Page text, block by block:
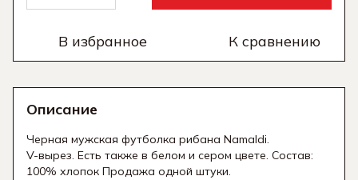
В избранное К сравнению
Описание
Черная мужская футболка рибана Namaldi.
V-вырез. Есть также в белом и сером цвете. Состав:
100% хлопок Продажа одной штуки.